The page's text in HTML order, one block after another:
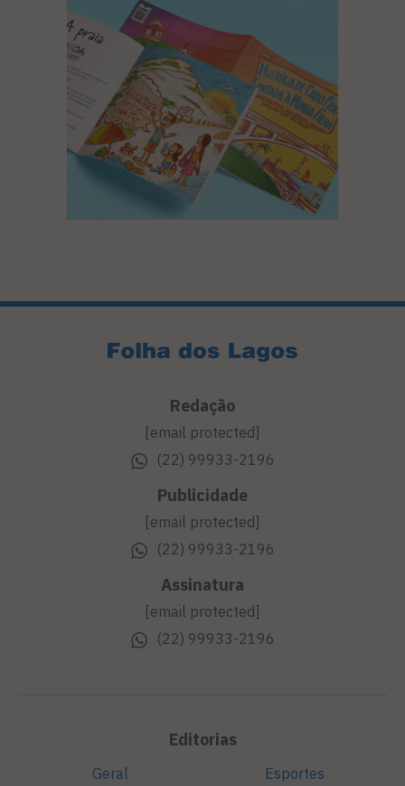
Redação
[email protected]
(22) 99933-2196
Publicidade
[email protected]
(22) 99933-2196
Assinatura
[email protected]
(22) 99933-2196
Editorias
Geral
Esportes